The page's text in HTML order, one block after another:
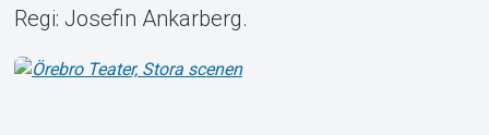
Regi: Josefin Ankarberg.